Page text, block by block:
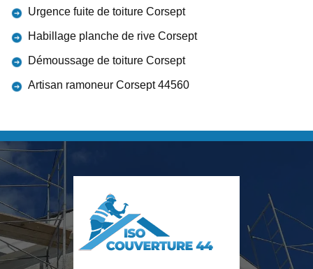
Urgence fuite de toiture Corsept
Habillage planche de rive Corsept
Démoussage de toiture Corsept
Artisan ramoneur Corsept 44560